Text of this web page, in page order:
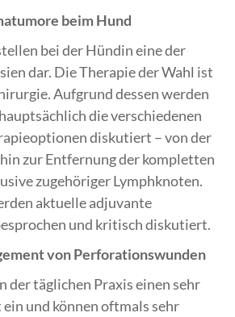
beim Hund
bei der Hündin eine der
dar. Die Therapie der Wahl ist
Aufgrund dessen werden
die verschiedenen
diskutiert – von der
zur Entfernung der kompletten
zugehöriger Lymphknoten.
aktuelle adjuvante
und kritisch diskutiert.
von Perforationswunden
der täglichen Praxis einen sehr
und können oftmals sehr